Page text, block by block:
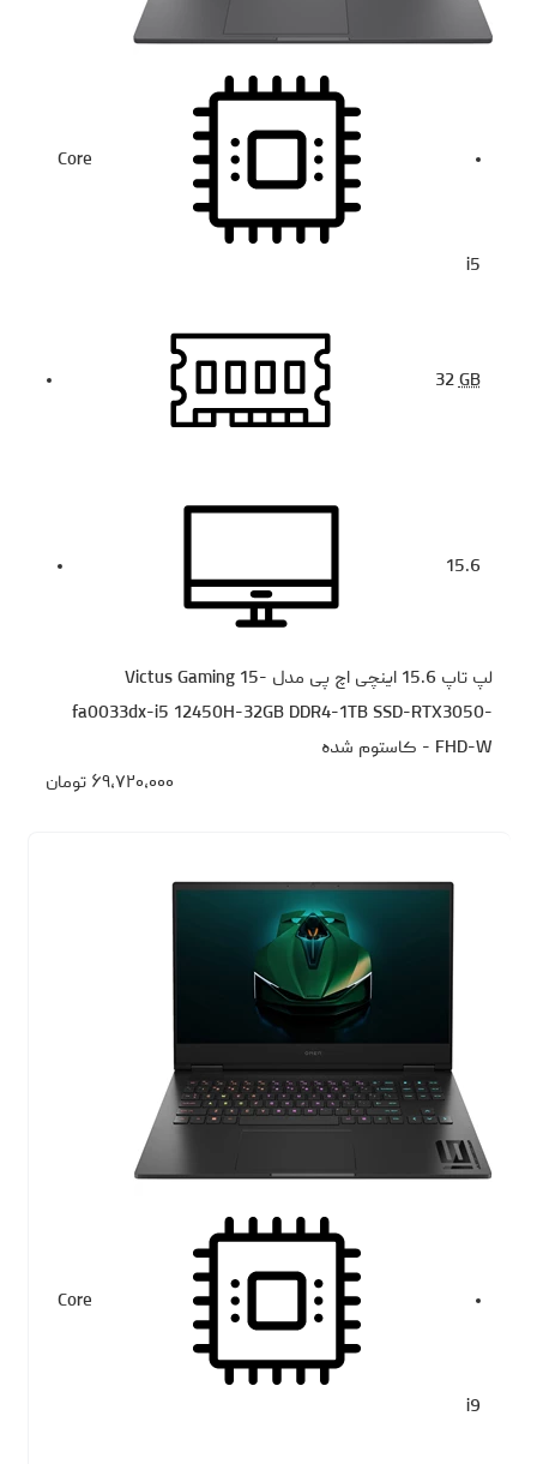
Core
i5
32GB
15.6
لپ تاپ 15.6 اینچی اچ‌ پی مدل Victus Gaming 15-
fa0033dx-i5 12450H-32GB DDR4-1TB SSD-RTX3050-
FHD-W - کاستوم شده
۶۹،۷۲۰،۰۰۰ تومان
Core
i9